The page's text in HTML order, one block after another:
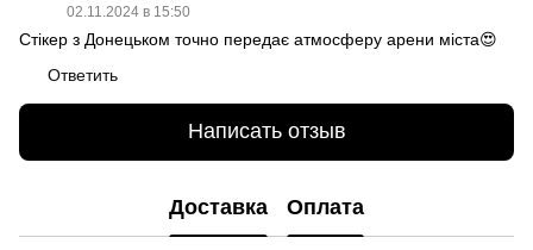
02.11.2024 в 15:50
Стікер з Донецьком точно передає атмосферу арени міста😍
Ответить
Написать отзыв
Доставка Оплата